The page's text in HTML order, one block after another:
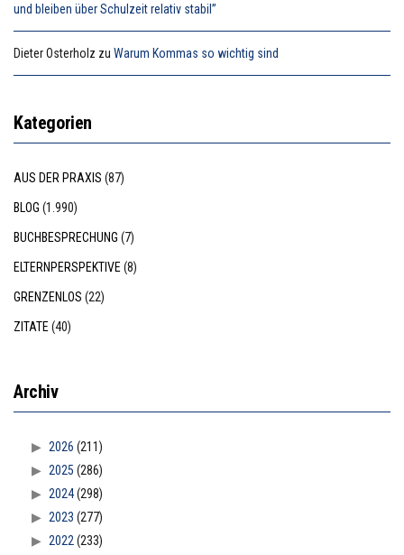
und bleiben über Schulzeit relativ stabil”
Dieter Osterholz zu Warum Kommas so wichtig sind
Kategorien
AUS DER PRAXIS (87)
BLOG (1.990)
BUCHBESPRECHUNG (7)
ELTERNPERSPEKTIVE (8)
GRENZENLOS (22)
ZITATE (40)
Archiv
2026 (211)
2025 (286)
2024(298)
2023 (277)
2022 (233)